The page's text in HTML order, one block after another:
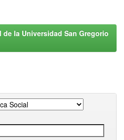
la Universidad San Gregorio